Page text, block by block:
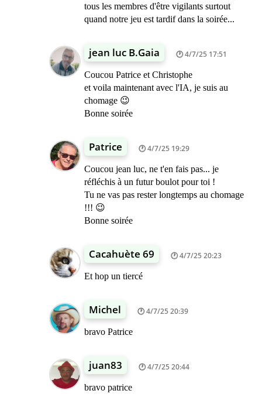
tous les membres d'être vigilants surtout
quand notre jeu est tardif dans la soirée...
jean luc B.Gaia 4/7/25 17:51
Coucou Patrice et Christophe
et voila maintenant avec l'IA, je suis au
chomage 😉
Bonne soirée
Patrice 4/7/25 19:29
Coucou jean luc, ne t'en fais pas... je
réfléchis à un futur boulot pour toi !
Tu ne vas pas rester longtemps au chomage
!!! 😉
Bonne soirée
Cacahuète 69 4/7/25 20:23
Et hop un tiercé
Michel 4/7/25 20:39
bravo Patrice
juan83 4/7/25 20:44
bravo patrice